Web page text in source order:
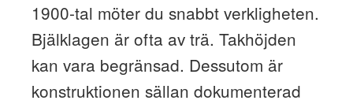
1900-tal möter du snabbt verkligheten.
Bjälklagen är ofta av trä. Takhöjden
kan vara begränsad. Dessutom är
konstruktionen sällan dokumenterad